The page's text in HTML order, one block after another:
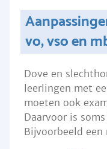
vo, vso en
Dove en
leerlingen met
moeten ook
Daarvoor is
Bijvoorbeeld